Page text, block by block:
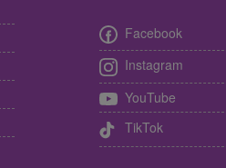
Facebook
Instagram
YouTube
TikTok